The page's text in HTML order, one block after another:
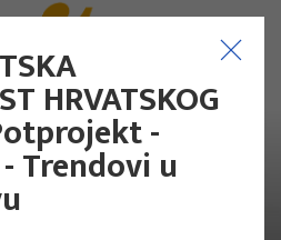
HRVATSKOG
-
Trendovi u